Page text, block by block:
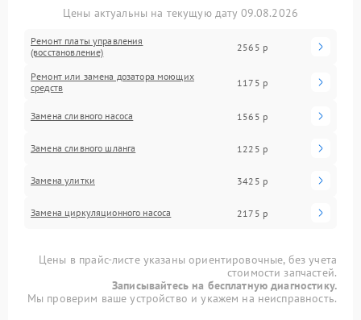
Цены актуальны на текущую дату 09.08.2026
Ремонт платы управления
(восстановление)
2565 р
Ремонт или замена дозатора моющих
средств
1175 р
Замена сливного насоса 1565 р
Замена сливного шланга 1225 р
Замена улитки 3425 р
Замена циркуляционного насоса 2175 р
Цены в прайс-листе указаны ориентировочные, без учета
стоимости запчастей.
Записывайтесь на бесплатную диагностику.
Мы проверим ваше устройство и укажем на неисправность.